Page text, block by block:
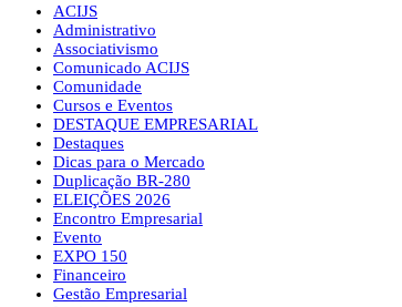
ACIJS
Administrativo
Associativismo
Comunicado ACIJS
Comunidade
Cursos e Eventos
DESTAQUE EMPRESARIAL
Destaques
Dicas para o Mercado
Duplicação BR-280
ELEIÇÕES 2026
Encontro Empresarial
Evento
EXPO 150
Financeiro
Gestão Empresarial